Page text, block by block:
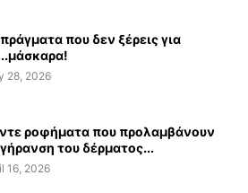
που δεν ξέρεις για
28, 2026
ροφήματα που προλαμβάνουν
του δέρματος...
16, 2026